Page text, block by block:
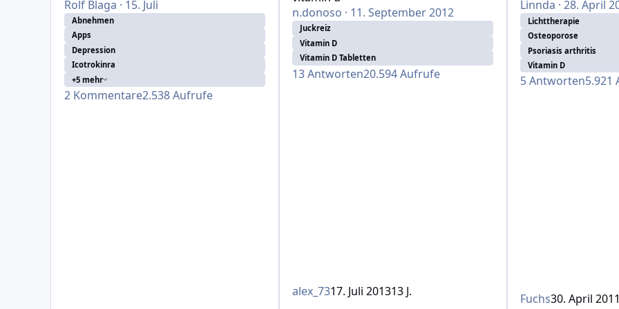
Rolf Blaga · 15. Juli
Abnehmen
Apps
Depression
Icotrokinra
+5 mehr
2 Kommentare2.538Aufrufe
n.donoso · 11. September 2012
Juckreiz
Vitamin D
Vitamin D Tabletten
13Antworten20.594Aufrufe
alex_7317. Juli 201313 J.
Linnda · 28. April
Lichttherapie
Osteoporose
Psoriasis arthritis
Vitamin D
5Antworten5.921
Fuchs30. April 2011